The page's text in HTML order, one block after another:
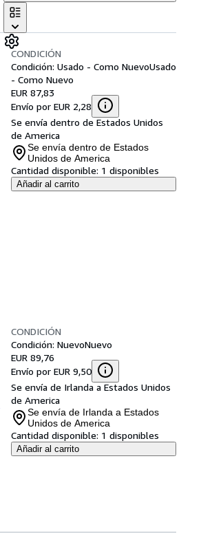
CONDICIÓN
Condición: Usado - Como NuevoUsado
- Como Nuevo
EUR 87,83
Envío por EUR 2,28
Se envía dentro de Estados Unidos
de America
Se envía dentro de Estados
Unidos de America
Cantidad disponible: 1 disponibles
Añadir al carrito
CONDICIÓN
Condición: NuevoNuevo
EUR 89,76
Envío por EUR 9,50
Se envía de Irlanda a Estados Unidos
de America
Se envía de Irlanda a Estados
Unidos de America
Cantidad disponible: 1 disponibles
Añadir al carrito